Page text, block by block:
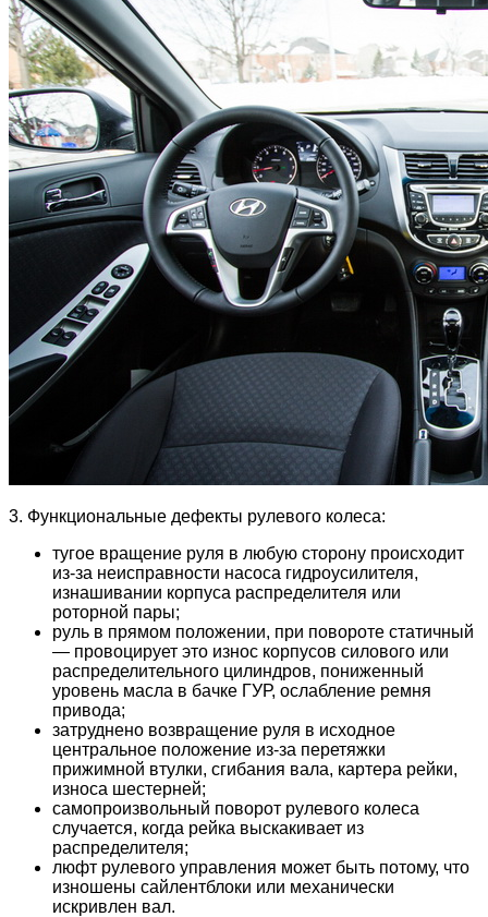
3. Функциональные дефекты рулевого колеса:
тугое вращение руля в любую сторону происходит
из-за неисправности насоса гидроусилителя,
изнашивании корпуса распределителя или
роторной пары;
руль в прямом положении, при повороте статичный
— провоцирует это износ корпусов силового или
распределительного цилиндров, пониженный
уровень масла в бачке ГУР, ослабление ремня
привода;
затруднено возвращение руля в исходное
центральное положение из-за перетяжки
прижимной втулки, сгибания вала, картера рейки,
износа шестерней;
самопроизвольный поворот рулевого колеса
случается, когда рейка выскакивает из
распределителя;
люфт рулевого управления может быть потому, что
изношены сайлентблоки или механически
искривлен вал.